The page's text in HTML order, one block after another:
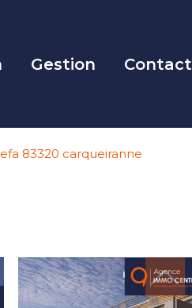
Gestion Contact
83320 carqueiranne